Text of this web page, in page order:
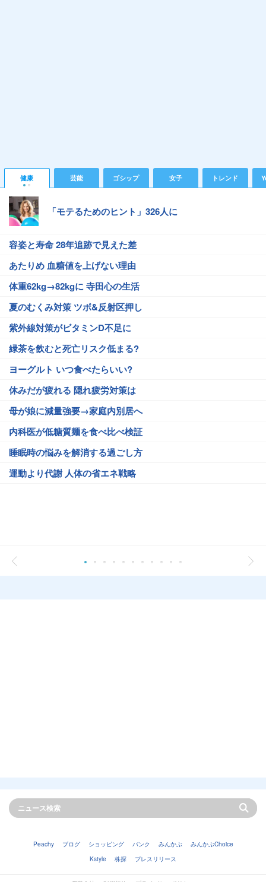
健康 芸能 ゴシップ 女子 トレンド
「モテるためのヒント」326人に
容姿と寿命 28年追跡で見えた差
あたりめ 血糖値を上げない理由
体重62kg→82kgに 寺田心の生活
夏のむくみ対策 ツボ&反射区押し
紫外線対策がビタミンD不足に
緑茶を飲むと死亡リスク低まる?
ヨーグルト いつ食べたらいい?
休みだが疲れる 隠れ疲労対策は
母が娘に減量強要→家庭内別居へ
内科医が低糖質麺を食べ比べ検証
睡眠時の悩みを解消する過ごし方
運動より代謝 人体の省エネ戦略
Peachy ブログ ショッピング バンク みんかぶ
みんかぶChoice
Kstyle
株探 プレスリリース